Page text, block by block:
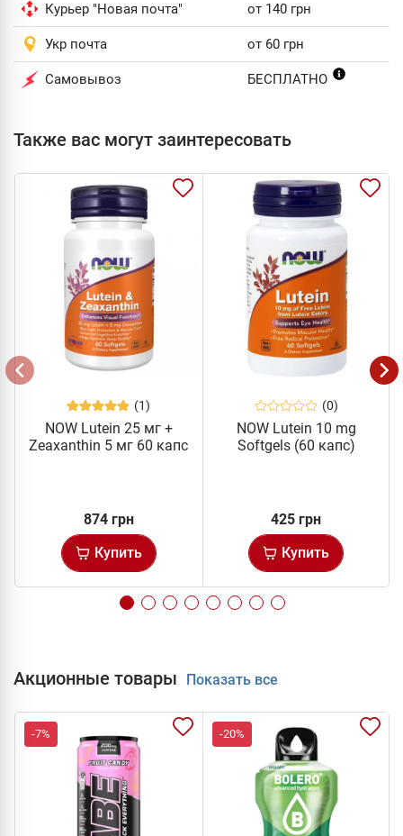
Курьер "Новая почта" от 140 грн
Укр почта от 60 грн
Самовывоз БЕСПЛАТНО
Также вас могут заинтересовать
(1)
NOW Lutein 25 мг +
Zeaxanthin 5 мг 60 капс
874 грн
Купить
(0)
NOW Lutein 10 mg
Softgels (60 капс)
425 грн
Купить
Акционные товары Показать все
-7% -20%